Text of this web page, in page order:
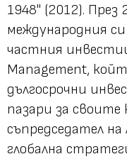
1948" (2012). През
международния
частния
Management,
дългосрочни
пазари за своите
съпредседател
глобална